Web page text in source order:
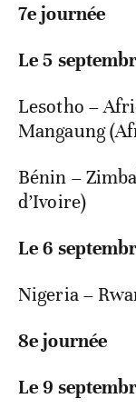
7e journée
Le 5
Lesotho –
Mangaung
Bénin –
d’Ivoire)
Le 6
Nigeria –
8e journée
Le 9